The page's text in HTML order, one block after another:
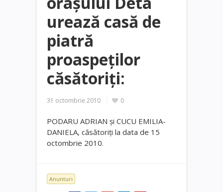
urează casă de
piatră
proaspeţilor
căsătoriţi:
31 octombrie 2010 0
PODARU ADRIAN şi CUCU EMILIA-
DANIELA, căsătoriţi la data de 15
octombrie 2010.
Anunturi